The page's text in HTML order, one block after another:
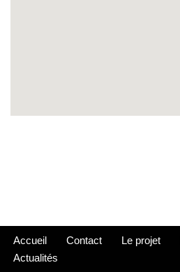
Accueil Contact Le projet
Actualités